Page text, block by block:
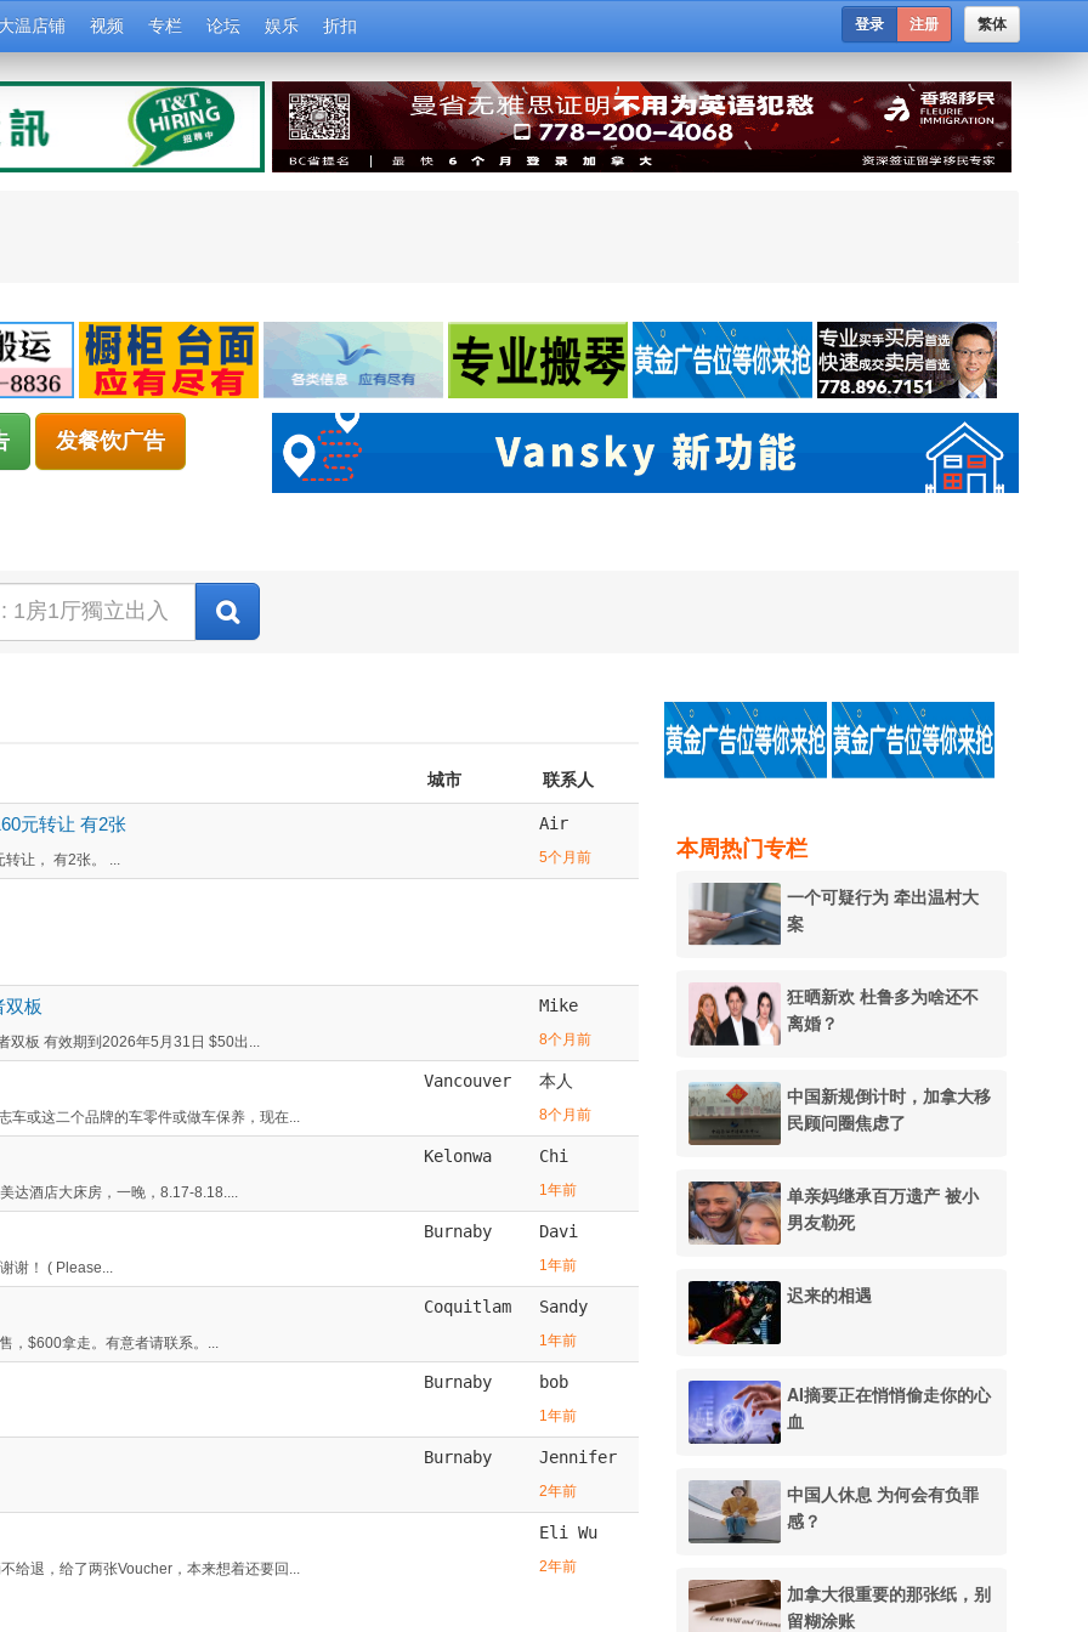
温店铺 视频 专栏 论坛 娱乐 折扣 繁体
登录 注册
发餐饮广告
城市 联系人
元转让 有2张
让， 有2张。 ...
Air
5个月前
双板
板 有效期到2026年5月31日 $50出...
Mike
8个月前
或这二个品牌的车零件或做车保养，现在...
Vancouver 本人
8个月前
达酒店大床房，一晚，8.17-8.18....
Kelonwa Chi
1年前
谢！ ( Please...
Burnaby Davi
1年前
$600拿走。有意者请联系。...
Coquitlam Sandy
1年前
Burnaby bob
1年前
Burnaby Jennifer
2年前
给退，给了两张Voucher，本来想着还要回...
Eli Wu
2年前
本周热门专栏
一个可疑行为 牵出温村大
案
狂晒新欢 杜鲁多为啥还不
离婚？
中国新规倒计时，加拿大移
民顾问圈焦虑了
单亲妈继承百万遗产 被小
男友勒死
迟来的相遇
AI摘要正在悄悄偷走你的心
血
中国人休息 为何会有负罪
感？
加拿大很重要的那张纸，别
留糊涂账